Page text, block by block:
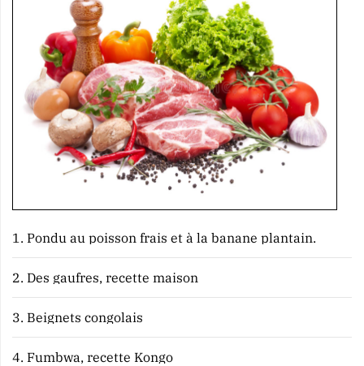
1. Pondu au poisson frais et à la banane plantain.
2. Des gaufres, recette maison
3. Beignets congolais
4. Fumbwa, recette Kongo